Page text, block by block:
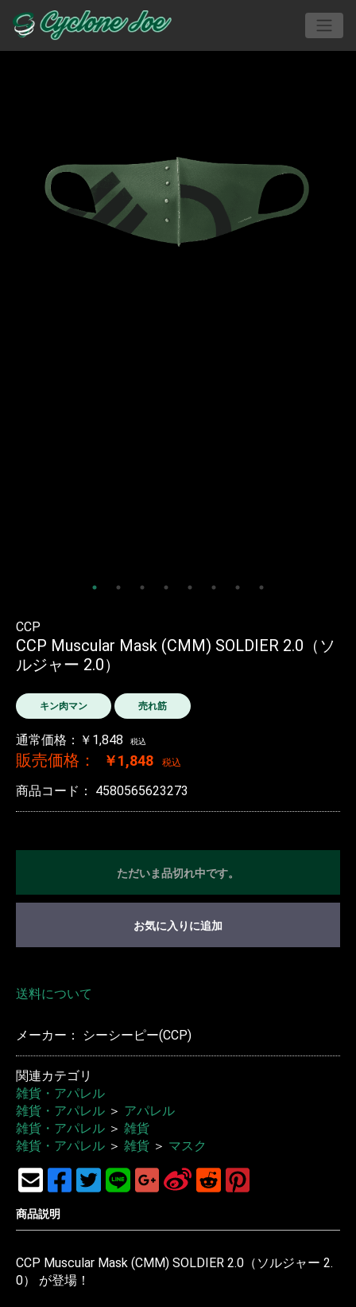
CCP
CCP Muscular Mask (CMM) SOLDIER 2.0（ソ
ルジャー 2.0）
キン肉マン 売れ筋
通常価格：￥1,848 税込
販売価格： ￥1,848 税込
商品コード： 4580565623273
ただいま品切れ中です。
お気に入りに追加
送料について
メーカー： シーシーピー(CCP)
関連カテゴリ
雑貨・アパレル
雑貨・アパレル ＞ アパレル
雑貨・アパレル ＞ 雑貨
雑貨・アパレル ＞ 雑貨 ＞ マスク
商品説明
CCP Muscular Mask (CMM) SOLDIER 2.0（ソルジャー 2.
0） が登場！